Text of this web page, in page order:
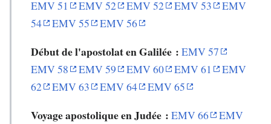
EMV 51
EMV 52 EMV 52 EMV 53
EMV
54
EMV 55 EMV 56
Début de l'apostolat en Galilée : EMV 57
EMV 58
EMV 59 EMV 60 EMV 61
EMV
62
EMV 63 EMV 64 EMV 65
Voyage apostolique en Judée : EMV 66
EMV